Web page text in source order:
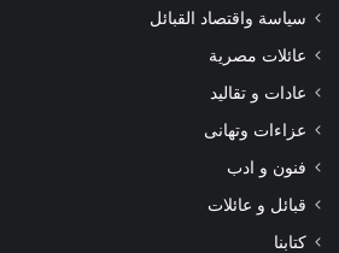
سياسة واقتصاد القبائل
عائلات مصرية
عادات و تقاليد
عزاءات وتهانى
فنون و ادب
قبائل و عائلات
كتابنا